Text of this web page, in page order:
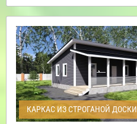
КАРКАС ИЗ СТРОГАНОЙ ДОСКИ